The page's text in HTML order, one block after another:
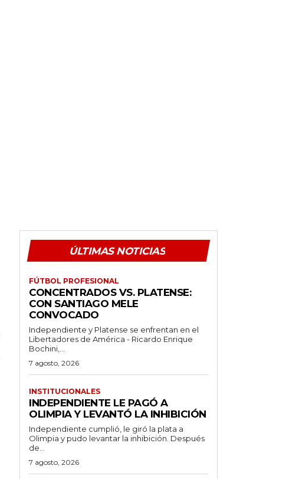
ÚLTIMAS NOTICIAS
FÚTBOL PROFESIONAL
CONCENTRADOS VS. PLATENSE:
CON SANTIAGO MELE
CONVOCADO
Independiente y Platense se enfrentan en el
Libertadores de América - Ricardo Enrique
Bochini,...
7 agosto, 2026
INSTITUCIONALES
INDEPENDIENTE LE PAGÓ A
OLIMPIA Y LEVANTÓ LA INHIBICIÓN
Independiente cumplió, le giró la plata a
Olimpia y pudo levantar la inhibición. Después
de...
7 agosto, 2026